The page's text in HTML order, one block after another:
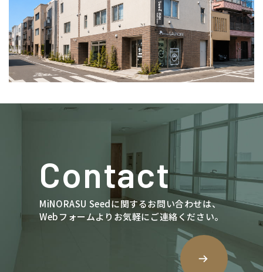
Contact
MiNORASU Seedに関するお問い合わせは、
Webフォームよりお気軽にご連絡ください。